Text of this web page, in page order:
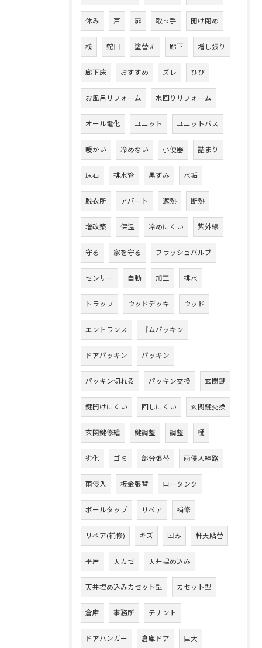
休み 戸 扉 取っ手 開け閉め
桟 蛇口 塗替え 廊下 増し張り
廊下床 おすすめ ズレ ひび
お風呂リフォーム 水回りリフォーム
オール電化 ユニット ユニットバス
暖かい 冷めない 小便器 詰まり
尿石 排水管 黒ずみ 水垢
脱衣所 アパート 遮熱 断熱
増改築 保温 冷めにくい 紫外線
守る 家を守る フラッシュバルブ
センサー 自動 加工 排水
トラップ ウッドデッキ ウッド
エントランス ゴムパッキン
ドアパッキン パッキン
パッキン切れる パッキン交換 玄関鍵
鍵開けにくい 回しにくい 玄関鍵交換
玄関鍵修繕 鍵調整 調整 樋
劣化 ゴミ 部分張替 雨侵入経路
雨侵入 板金張替 ロータンク
ボールタップ リペア 補修
リペア(補修) キズ 凹み 軒天貼替
平屋 天カセ 天井埋め込み
天井埋め込みカセット型 カセット型
倉庫 事務所 テナント
ドアハンガー 倉庫ドア 巨大